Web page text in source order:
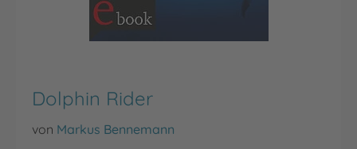
Dolphin Rider
von Markus Bennemann